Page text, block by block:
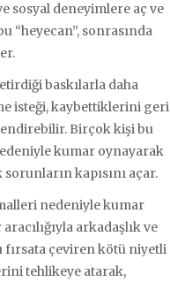
sosyal deneyimlere aç ve
“heyecan”, sonrasında
baskılarla daha
isteği, kaybettiklerini geri
Birçok kişi bu
kumar oynayarak
kapısını açar.
nedeniyle kumar
arkadaşlık ve
fırsata çeviren kötü niyetli
tehlikeye atarak,